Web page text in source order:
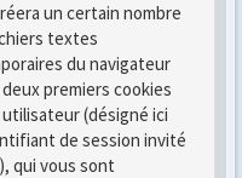
un certain nombre
textes
du navigateur
premiers cookies
(désigné ici
de session invité
qui vous sont